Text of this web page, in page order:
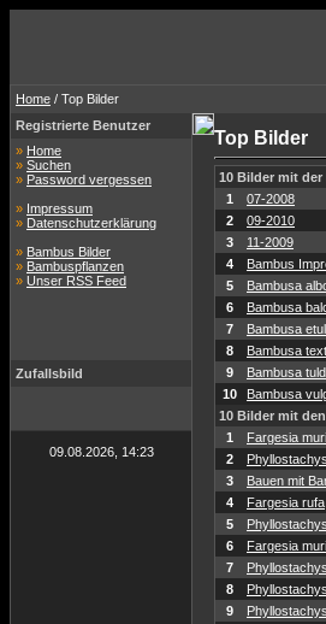
Home / Top Bilder
Registrierte Benutzer
» Home
» Suchen
» Password vergessen
» Impressum
» Datenschutzerklärung
» Bambus Bilder
» Bambuspflanzen
» Unser RSS Feed
Zufallsbild
09.08.2026, 14:23
Top Bilder
10 Bilder mit
1
07-2008
2
09-2010
3
11-2009
4
Bambus
5
Bambusa
6
Bambusa
7
Bambusa
8
Bambusa
9
Bambusa
10
Bambusa
10 Bilder mit
1
Fargesia
2
3
Bauen mit
4
Fargesia rufa
5
6
Fargesia
7
8
9